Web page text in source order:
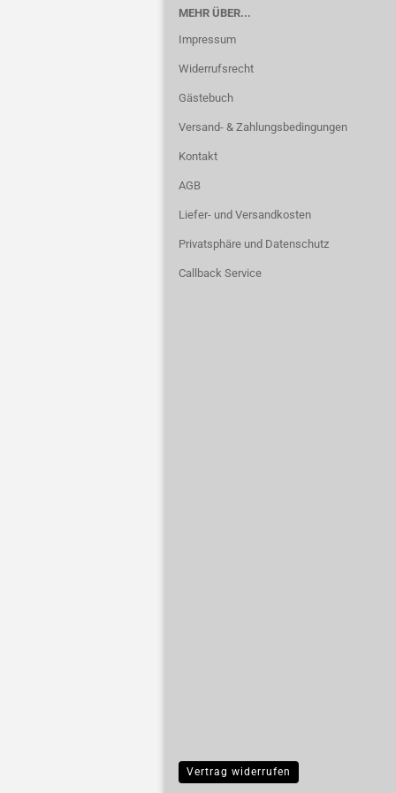
MEHR ÜBER...
Impressum
Widerrufsrecht
Gästebuch
Versand- & Zahlungsbedingungen
Kontakt
AGB
Liefer- und Versandkosten
Privatsphäre und Datenschutz
Callback Service
Vertrag widerrufen